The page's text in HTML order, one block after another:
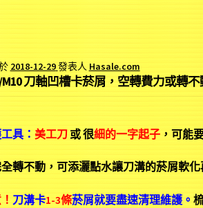
2018-12-29發表人 Hasale.com
M10 刀軸凹槽卡菸屑，空轉費力或轉不
具： 美工刀或 很細的一字起子，可能
轉不動，可添灑點水讓刀溝的菸屑軟化
刀溝卡1-3條菸屑就要盡速清理維護。